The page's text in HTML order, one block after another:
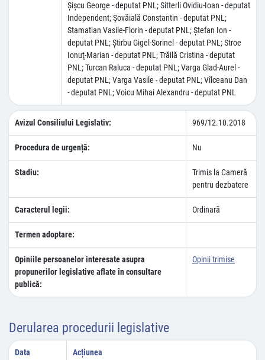
Şişcu George - deputat PNL; Sitterli Ovidiu-Ioan - deputat
Independent; Şovăială Constantin - deputat PNL;
Stamatian Vasile-Florin - deputat PNL; Ştefan Ion -
deputat PNL; Ştirbu Gigel-Sorinel - deputat PNL; Stroe
Ionuţ-Marian - deputat PNL; Trăilă Cristina - deputat
PNL; Turcan Raluca - deputat PNL; Varga Glad-Aurel -
deputat PNL; Varga Vasile - deputat PNL; Vîlceanu Dan
- deputat PNL; Voicu Mihai Alexandru - deputat PNL
Avizul Consiliului Legislativ: 969/12.10.2018
Procedura de urgență: Nu
Stadiu:
Trimis la Cameră
pentru dezbatere
Caracterul legii: Ordinară
Termen adoptare:
Opiniile persoanelor interesate asupra
propunerilor legislative aflate în consultare
publică:
Opinii trimise
Derularea procedurii legislative
Data Acțiunea